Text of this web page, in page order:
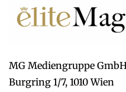
MG Mediengruppe
Burgring 1/7, 1010 Wien